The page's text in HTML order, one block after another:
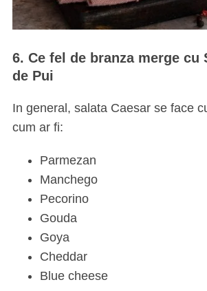
6. Ce fel de branza merge cu
de Pui
In general, salata Caesar se face
cum ar fi:
Parmezan
Manchego
Pecorino
Gouda
Goya
Cheddar
Blue cheese